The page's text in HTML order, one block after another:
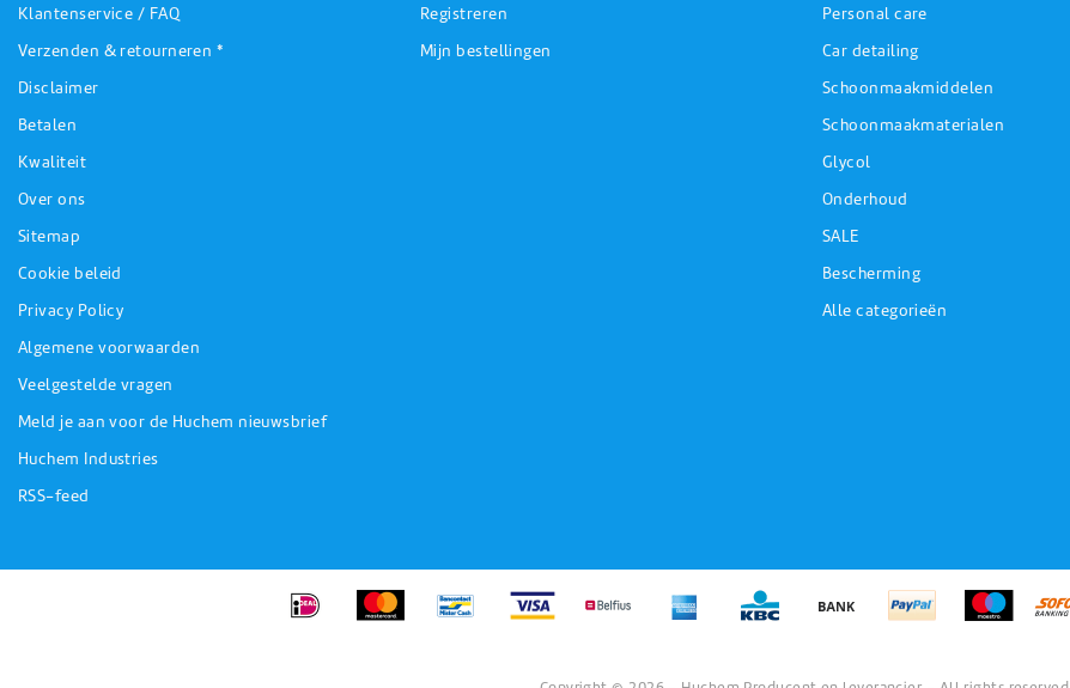
Klantenservice / FAQ
Verzenden & retourneren *
Disclaimer
Betalen
Kwaliteit
Over ons
Sitemap
Cookie beleid
Privacy Policy
Algemene voorwaarden
Veelgestelde vragen
Meld je aan voor de Huchem nieuwsbrief
Huchem Industries
RSS-feed
Registreren
Mijn bestellingen
Personal care
Car detailing
Schoonmaakmiddelen
Schoonmaakmaterialen
Glycol
Onderhoud
SALE
Bescherming
Alle categorieën